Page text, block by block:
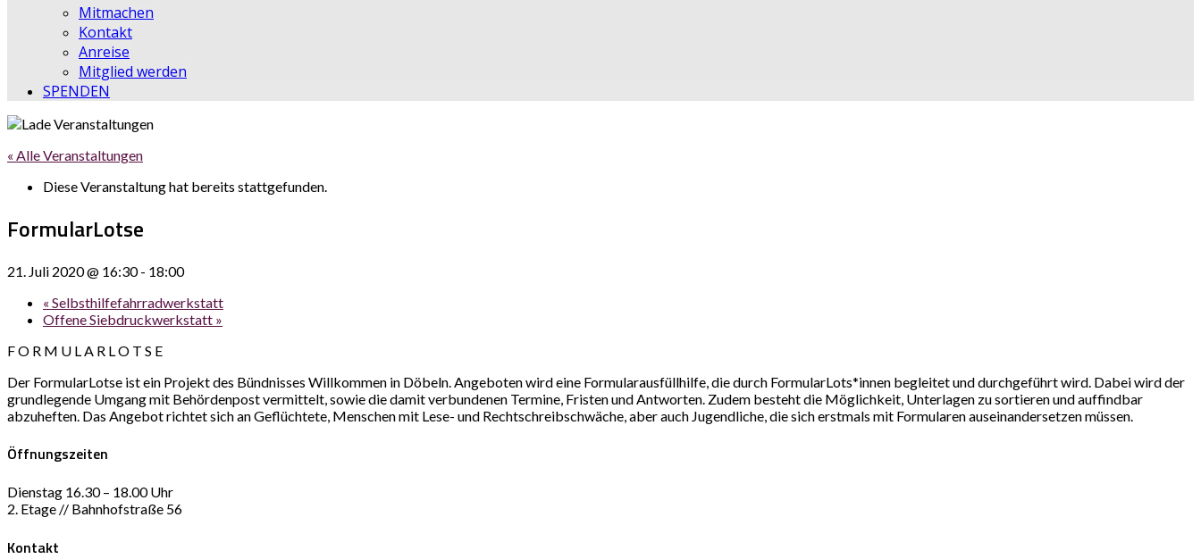
Mitmachen
Kontakt
Anreise
Mitglied werden
SPENDEN
« Alle Veranstaltungen
Diese Veranstaltung hat bereits stattgefunden.
FormularLotse
21. Juli 2020 @ 16:30- 18:00
« Selbsthilfefahrradwerkstatt
Offene Siebdruckwerkstatt »
F O R M U L A R L O T S E
Der FormularLotse ist ein Projekt des Bündnisses Willkommen in Döbeln. Angeboten wird eine Formularausfüllhilfe, die durch FormularLots*innen begleitet und durchgeführt wird. Dabei wird der
grundlegende Umgang mit Behördenpost vermittelt, sowie die damit verbundenen Termine, Fristen und Antworten. Zudem besteht die Möglichkeit, Unterlagen zu sortieren und auffindbar
abzuheften. Das Angebot richtet sich an Geflüchtete, Menschen mit Lese- und Rechtschreibschwäche, aber auch Jugendliche, die sich erstmals mit Formularen auseinandersetzen müssen.
Öffnungszeiten
Dienstag 16.30 – 18.00 Uhr
2. Etage // Bahnhofstraße 56
Kontakt